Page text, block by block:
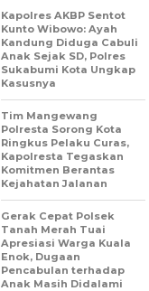
Kapolres AKBP Sentot
Kunto Wibowo: Ayah
Kandung Diduga Cabuli
Anak Sejak SD, Polres
Sukabumi Kota Ungkap
Kasusnya
Tim Mangewang
Polresta Sorong Kota
Ringkus Pelaku Curas,
Kapolresta Tegaskan
Komitmen Berantas
Kejahatan Jalanan
Gerak Cepat Polsek
Tanah Merah Tuai
Apresiasi Warga Kuala
Enok, Dugaan
Pencabulan terhadap
Anak Masih Didalami